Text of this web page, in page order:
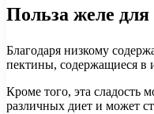
Польза желе
Благодаря низкому
пектины, содержащиеся в
Кроме того, эта сладость
различных диет и может